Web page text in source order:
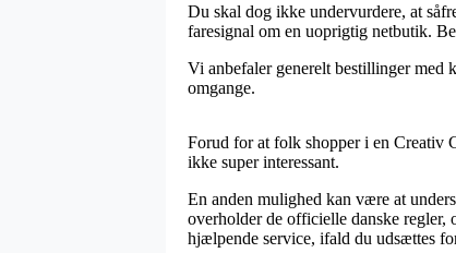
Du skal dog ikke undervurdere, at
faresignal om en uoprigtig netbutik.
Vi anbefaler generelt bestillinger
omgange.
Forud for at folk shopper i en Creativ
ikke super interessant.
En anden mulighed kan være at
overholder de officielle danske regler,
hjælpende service, ifald du udsættes